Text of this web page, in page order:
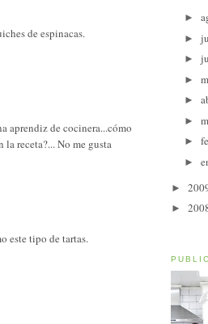
de espinacas.
aprendiz de cocinera...cómo
la receta?... No me gusta
este tipo de tartas.
►
►
►
►
►
►
►
►
►
►